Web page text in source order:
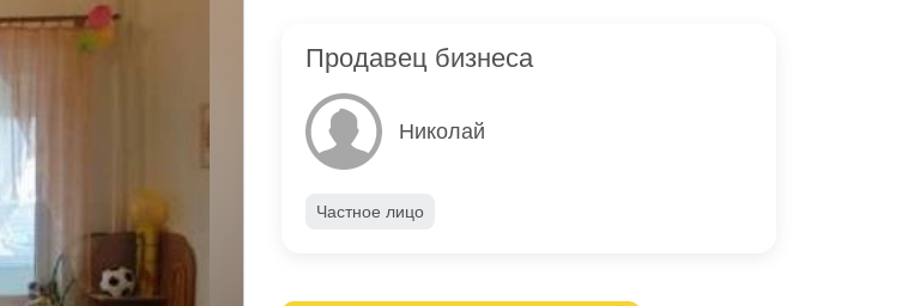
Продавец бизнеса
Николай
Частное лицо